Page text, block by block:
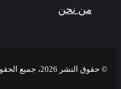
من نحن
© حقوق النشر 2026، جميع الحقوق محفوظة |